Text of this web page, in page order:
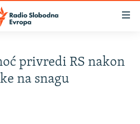
privredi RS nakon
na snagu